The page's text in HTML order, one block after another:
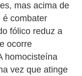
mas acima de
é combater
fólico reduz a
ocorre
homocisteína
vez que atinge